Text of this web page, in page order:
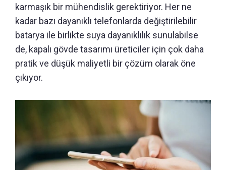
karmaşık bir mühendislik gerektiriyor. Her ne
kadar bazı dayanıklı telefonlarda değiştirilebilir
batarya ile birlikte suya dayanıklılık sunulabilse
de, kapalı gövde tasarımı üreticiler için çok daha
pratik ve düşük maliyetli bir çözüm olarak öne
çıkıyor.